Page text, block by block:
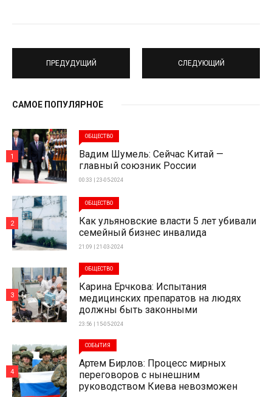
ПРЕДУДУЩИЙ СЛЕДУЮЩИЙ
САМОЕ ПОПУЛЯРНОЕ
ОБЩЕСТВО
Вадим Шумель: Сейчас Китай —
главный союзник России
00:33 | 23-05-2024
1
ОБЩЕСТВО
Как ульяновские власти 5 лет убивали
семейный бизнес инвалида
21:09 | 21-03-2024
2
ОБЩЕСТВО
Карина Ерчкова: Испытания
медицинских препаратов на людях
должны быть законными
23:56 | 15-05-2024
3
СОБЫТИЯ
Артем Бирлов: Процесс мирных
переговоров с нынешним
руководством Киева невозможен
4